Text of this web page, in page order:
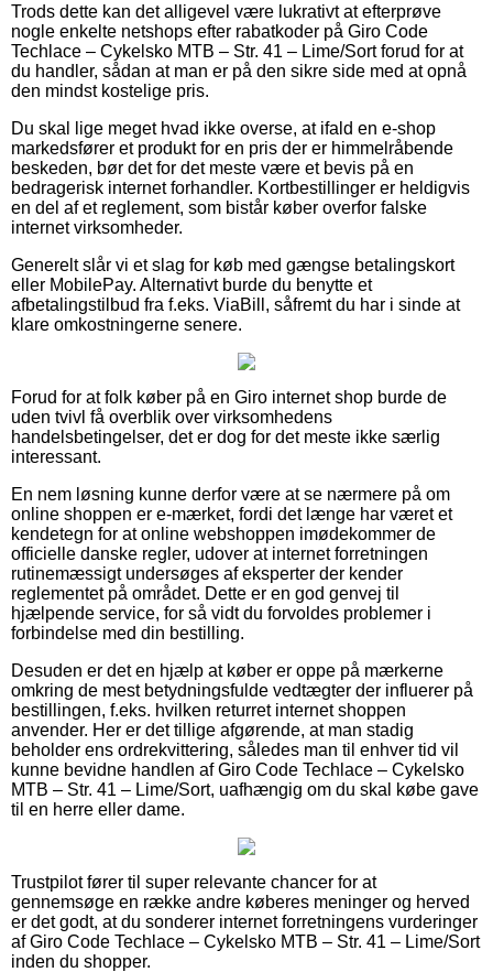
Trods dette kan det alligevel være lukrativt at efterprøve
nogle enkelte netshops efter rabatkoder på Giro Code
Techlace – Cykelsko MTB – Str. 41 – Lime/Sort forud for at
du handler, sådan at man er på den sikre side med at opnå
den mindst kostelige pris.
Du skal lige meget hvad ikke overse, at ifald en e-shop
markedsfører et produkt for en pris der er himmelråbende
beskeden, bør det for det meste være et bevis på en
bedragerisk internet forhandler. Kortbestillinger er heldigvis
en del af et reglement, som bistår køber overfor falske
internet virksomheder.
Generelt slår vi et slag for køb med gængse betalingskort
eller MobilePay. Alternativt burde du benytte et
afbetalingstilbud fra f.eks. ViaBill, såfremt du har i sinde at
klare omkostningerne senere.
Forud for at folk køber på en Giro internet shop burde de
uden tvivl få overblik over virksomhedens
handelsbetingelser, det er dog for det meste ikke særlig
interessant.
En nem løsning kunne derfor være at se nærmere på om
online shoppen er e-mærket, fordi det længe har været et
kendetegn for at online webshoppen imødekommer de
officielle danske regler, udover at internet forretningen
rutinemæssigt undersøges af eksperter der kender
reglementet på området. Dette er en god genvej til
hjælpende service, for så vidt du forvoldes problemer i
forbindelse med din bestilling.
Desuden er det en hjælp at køber er oppe på mærkerne
omkring de mest betydningsfulde vedtægter der influerer på
bestillingen, f.eks. hvilken returret internet shoppen
anvender. Her er det tillige afgørende, at man stadig
beholder ens ordrekvittering, således man til enhver tid vil
kunne bevidne handlen af Giro Code Techlace – Cykelsko
MTB – Str. 41 – Lime/Sort, uafhængig om du skal købe gave
til en herre eller dame.
Trustpilot fører til super relevante chancer for at
gennemsøge en række andre køberes meninger og herved
er det godt, at du sonderer internet forretningens vurderinger
af Giro Code Techlace – Cykelsko MTB – Str. 41 – Lime/Sort
inden du shopper.